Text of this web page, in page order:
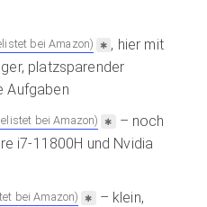
bei Amazon)
, hier mit
platzsparender
Aufgaben
bei Amazon)
– noch
i7-11800H und Nvidia
bei Amazon)
– klein,